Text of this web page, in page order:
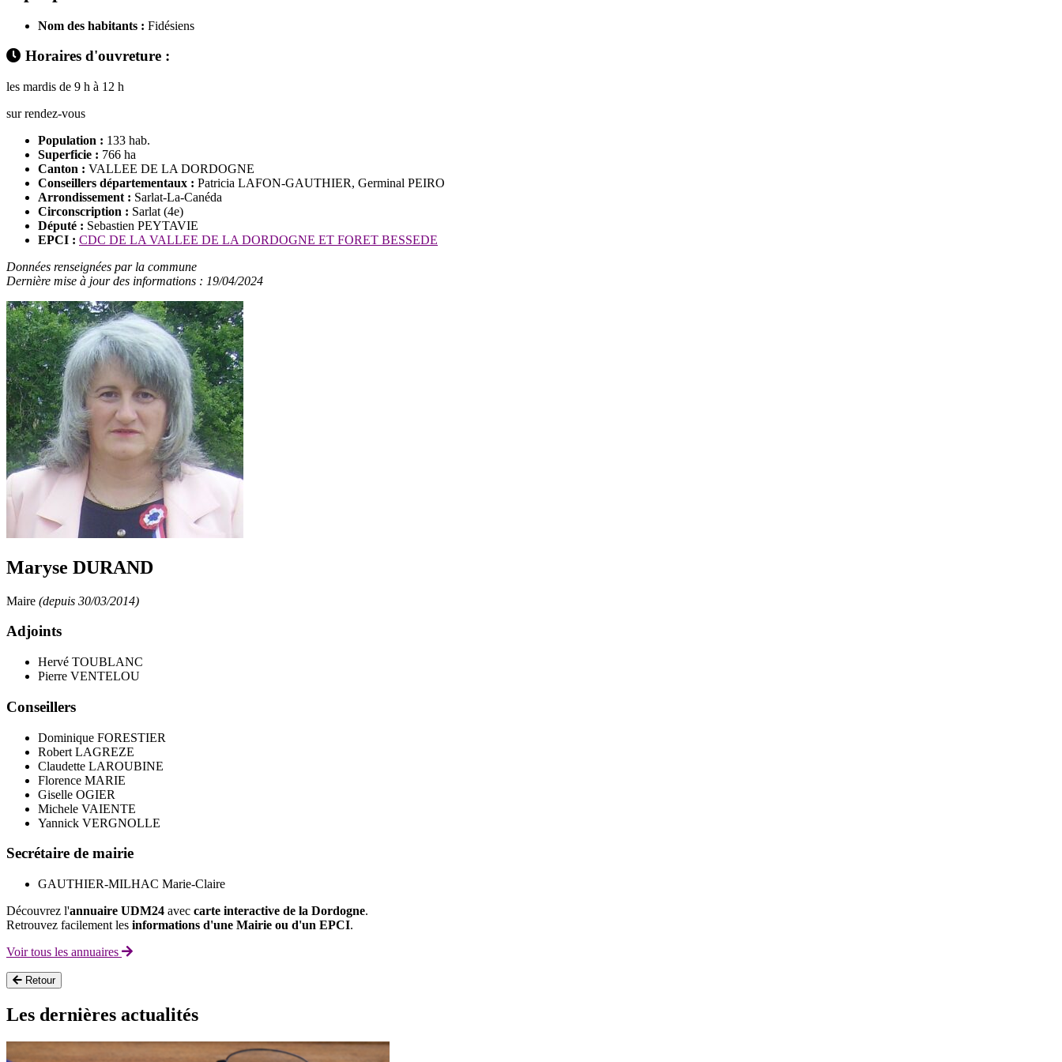
Nom des habitants : Fidésiens
Horaires d'ouvreture :
les mardis de 9 h à 12 h
sur rendez-vous
Population : 133 hab.
Superficie : 766 ha
Canton : VALLEE DE LA DORDOGNE
Conseillers départementaux : Patricia LAFON-GAUTHIER, Germinal PEIRO
Arrondissement : Sarlat-La-Canéda
Circonscription : Sarlat (4e)
Député : Sebastien PEYTAVIE
EPCI : CDC DE LA VALLEE DE LA DORDOGNE ET FORET BESSEDE
Données renseignées par la commune
Dernière mise à jour des informations : 19/04/2024
Maryse DURAND
Maire (depuis 30/03/2014)
Adjoints
Hervé TOUBLANC
Pierre VENTELOU
Conseillers
Dominique FORESTIER
Robert LAGREZE
Claudette LAROUBINE
Florence MARIE
Giselle OGIER
Michele VAIENTE
Yannick VERGNOLLE
Secrétaire de mairie
GAUTHIER-MILHAC Marie-Claire
Découvrez l'annuaire UDM24 avec carte interactive de la Dordogne.
Retrouvez facilement les informations d'une Mairie ou d'un EPCI.
Voir tous les annuaires
Retour
Les dernières actualités